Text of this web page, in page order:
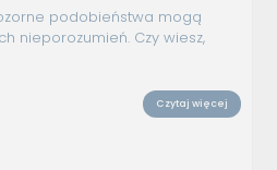
podobieństwa mogą
nieporozumień. Czy wiesz,
Czytaj więcej